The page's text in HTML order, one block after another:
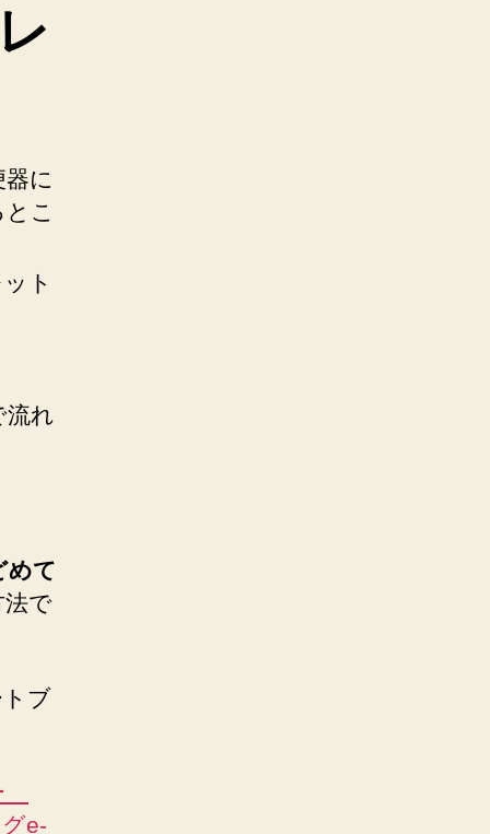
に
こ
ト
流れ
めて
法で
ブ
e-